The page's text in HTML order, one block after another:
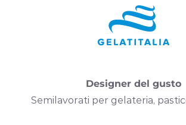
Designer del gusto
Semilavorati per gelateria,